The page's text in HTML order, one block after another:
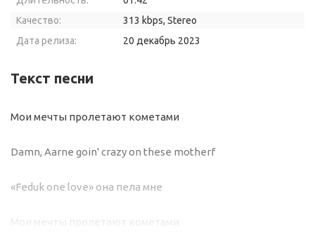
Качество:
313 kbps, Stereo
Дата релиза:
20 декабрь 2023
Текст песни
Мои мечты пролетают кометами
Damn, Aarne goin' crazy on these motherf
«Feduk one love» она пела мне
Мои мечты пролетают кометами